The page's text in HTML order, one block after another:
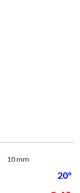
10 mm
20°